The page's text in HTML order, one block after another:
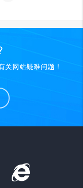
关网站疑难问题！